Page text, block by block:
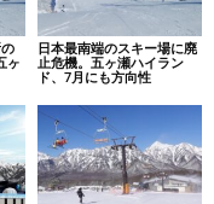
ヶ
日本最南端のスキー場に廃
止危機。五ヶ瀬ハイラン
ド、7月にも方向性